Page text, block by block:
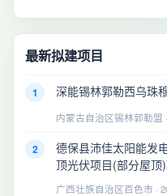
最新拟建项目
1 深能锡林郭勒西乌珠
内蒙古自治区锡林郭勒盟
2
德保县沛佳太阳能发
顶光伏项目(部分屋顶
广西壮族自治区百色市 ·